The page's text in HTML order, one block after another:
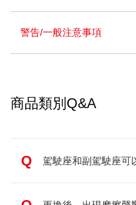
警告/一般注意事項
商品類別Q&A
Q 駕駛座和副駕駛座可